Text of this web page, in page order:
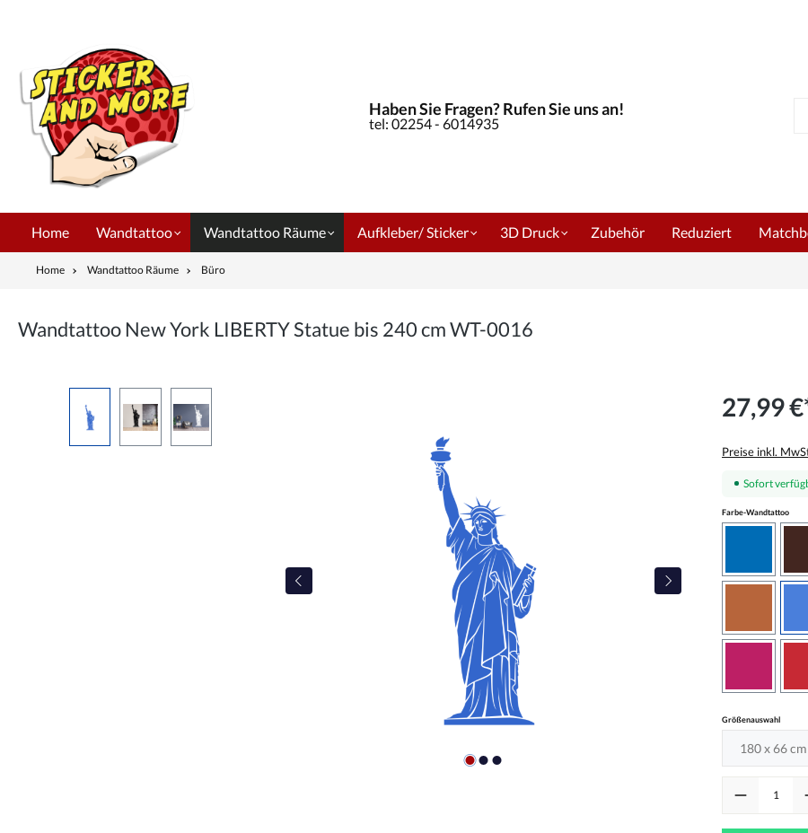
Haben Sie Fragen? Rufen Sie uns an!
tel: 02254 - 6014935
Home Wandtattoo Wandtattoo Räume Aufkleber/ Sticker 3D Druck Zubehör Reduziert
Home Wandtattoo Räume Büro
Wandtattoo New York LIBERTY Statue bis 240 cm WT-0016
27,99
Preise inkl.
Sofort
Farbe-Wandtattoo
Größenauswahl
Produkt